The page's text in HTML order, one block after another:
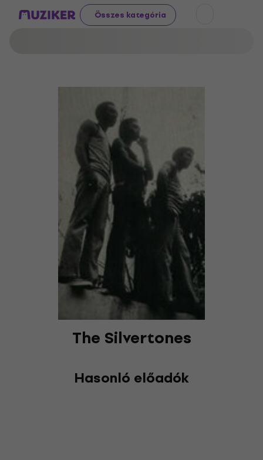
Összes kategória
The Silvertones
Hasonló előadók